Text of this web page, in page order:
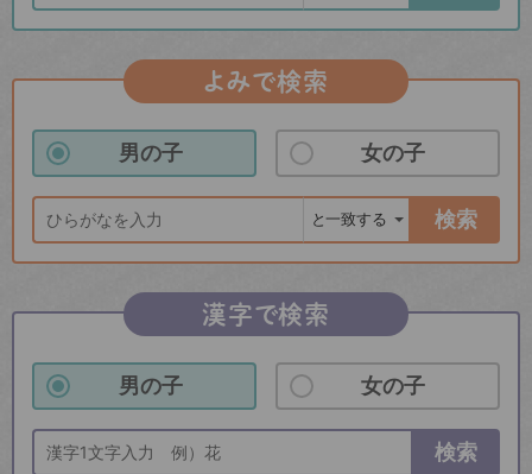
よみで検索
男の子 女の子
検索
漢字で検索
男の子 女の子
検索